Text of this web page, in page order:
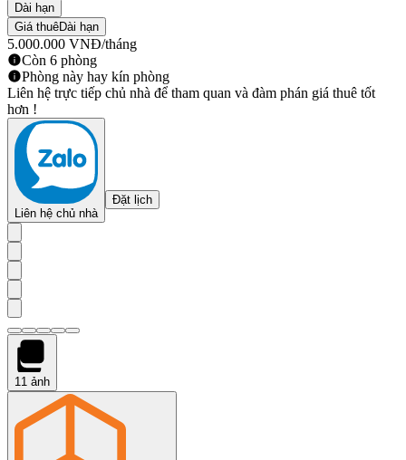
Dài hạn
Giá thuêDài hạn
5.000.000 VNĐ/tháng
Còn 6 phòng
Phòng này hay kín phòng
Liên hệ trực tiếp chủ nhà để tham quan và đàm phán giá thuê tốt
hơn !
Liên hệ chủ nhà
Đặt lịch
11 ảnh